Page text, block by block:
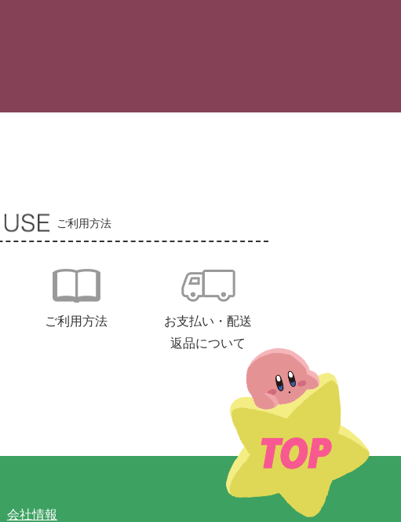
ご利用方法
ご利用方法
お支払い・配送
返品について
会社情報